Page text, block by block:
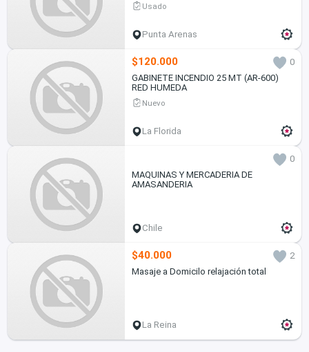
Usado
Punta Arenas
$120.000
0
GABINETE INCENDIO 25 MT (AR-600)
RED HUMEDA
Nuevo
La Florida
0
MAQUINAS Y MERCADERIA DE
AMASANDERIA
Chile
$40.000
2
Masaje a Domicilo relajación total
La Reina